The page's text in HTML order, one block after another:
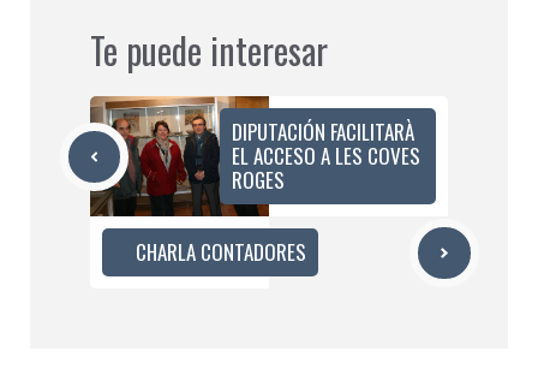
Te puede interesar
DIPUTACIÓN FACILITARÀ
EL ACCESO A LES COVES
ROGES
CHARLA CONTADORES